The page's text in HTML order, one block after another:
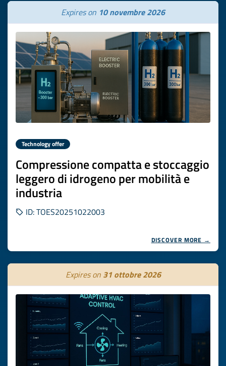
Expires on 10 novembre 2026
Technology offer
Compressione compatta e stoccaggio
leggero di idrogeno per mobilità e
industria
ID: TOES20251022003
DISCOVER MORE →
Expires on 31 ottobre 2026